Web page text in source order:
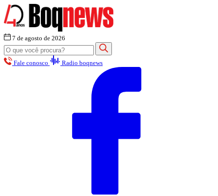
7 de agosto de 2026
Fale conosco Radio boqnews